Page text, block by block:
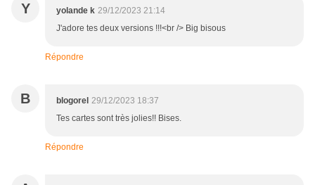
Y yolande k 29/12/2023 21:14
J'adore tes deux versions !!!<br /> Big bisous
Répondre
B blogorel 29/12/2023 18:37
Tes cartes sont très jolies!! Bises.
Répondre